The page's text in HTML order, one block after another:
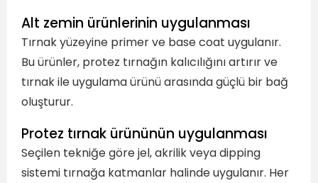
Alt zemin ürünlerinin uygulanması
Tırnak yüzeyine primer ve base coat uygulanır.
Bu ürünler, protez tırnağın kalıcılığını artırır ve
tırnak ile uygulama ürünü arasında güçlü bir bağ
oluşturur.
Protez tırnak ürününün uygulanması
Seçilen tekniğe göre jel, akrilik veya dipping
sistemi tırnağa katmanlar halinde uygulanır. Her